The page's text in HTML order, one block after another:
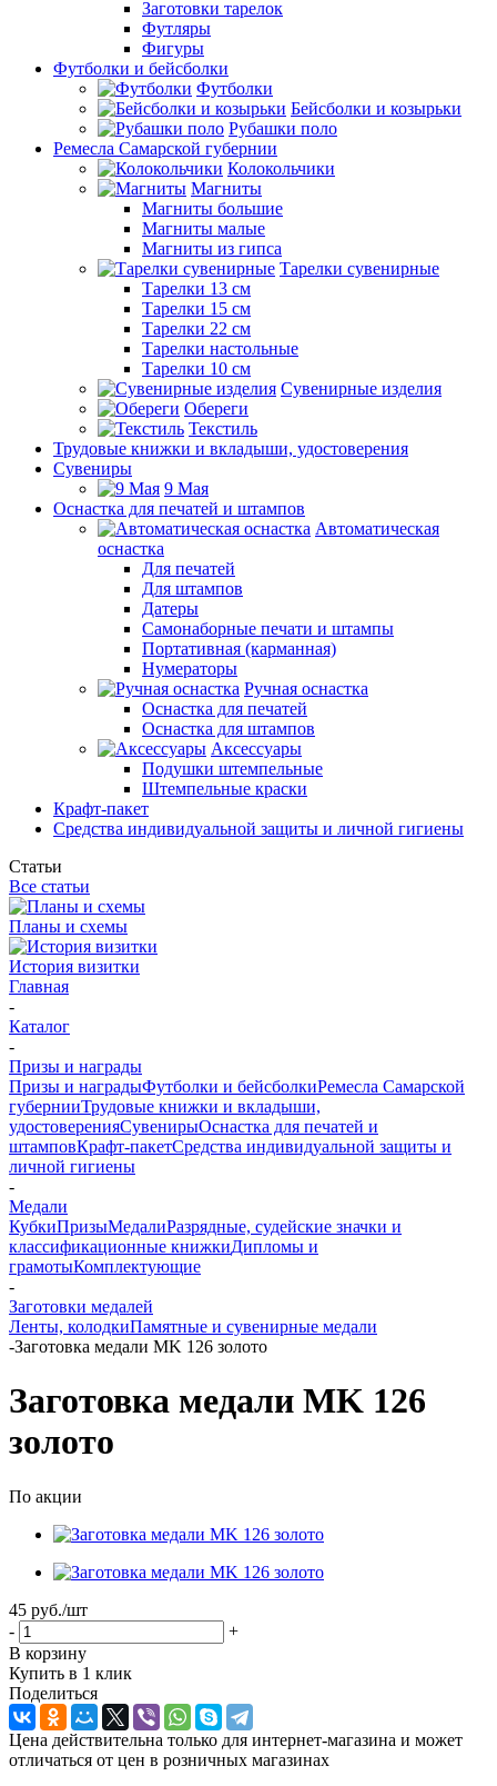
Заготовки тарелок
Футляры
Фигуры
Футболки и бейсболки
Футболки
Бейсболки и козырьки
Рубашки поло
Ремесла Самарской губернии
Колокольчики
Магниты
Магниты большие
Магниты малые
Магниты из гипса
Тарелки сувенирные
Тарелки 13 см
Тарелки 15 см
Тарелки 22 см
Тарелки настольные
Тарелки 10 см
Сувенирные изделия
Обереги
Текстиль
Трудовые книжки и вкладыши, удостоверения
Сувениры
9 Мая
Оснастка для печатей и штампов
Автоматическая
оснастка
Для печатей
Для штампов
Датеры
Самонаборные печати и штампы
Портативная (карманная)
Нумераторы
Ручная оснастка
Оснастка для печатей
Оснастка для штампов
Аксессуары
Подушки штемпельные
Штемпельные краски
Крафт-пакет
Средства индивидуальной защиты и личной гигиены
Статьи
Все статьи
Планы и схемы
История визитки
Главная
-
Каталог
-
Призы и награды
Призы и наградыФутболки и бейсболкиРемесла Самарской
губернииТрудовые книжки и вкладыши,
удостоверенияСувенирыОснастка для печатей и
штамповКрафт-пакетСредства индивидуальной защиты и
личной гигиены
-
Медали
КубкиПризыМедалиРазрядные, судейские значки и
классификационные книжкиДипломы и
грамотыКомплектующие
-
Заготовки медалей
Ленты, колодкиПамятные и сувенирные медали
-Заготовка медали MK 126 золото
Заготовка медали MK 126
золото
По акции
45 руб./шт
-
+
В корзину
Купить в 1 клик
Поделиться
Цена действительна только для интернет-магазина и может
отличаться от цен в розничных магазинах